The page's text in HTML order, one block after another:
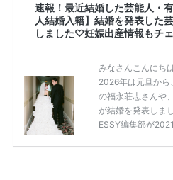
速報！最近結婚した芸能人・
人結婚入籍】結婚を発表した
しました♡妊娠出産情報もチェ
みなさんこんにち
2026年は元旦から
の福永荘志さんや
が結婚を発表しま
ESSY編集部が